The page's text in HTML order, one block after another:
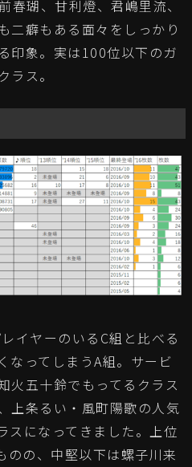
春瑚、甘利燈、君嶋里流、
二癖もある面々をしっかり
印象。実は100位以下のガ
ス。
イヤーのいるC組と比べる
なってしまうA組。サービ
火五十鈴でもってるクラス
上条るい・風町陽歌の人気
スになってきました。上位
のの、中堅以下は螺子川来